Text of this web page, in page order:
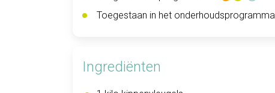
Toegestaan in het onderhoudsprogramma
Ingrediënten